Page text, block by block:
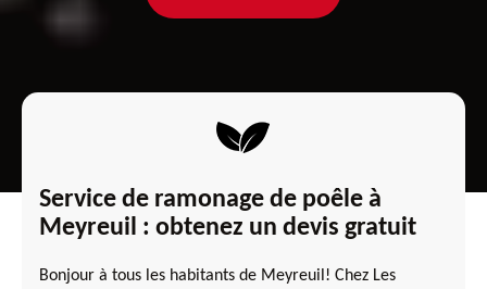
Service de ramonage de poêle à
Meyreuil : obtenez un devis gratuit
Bonjour à tous les habitants de Meyreuil! Chez Les